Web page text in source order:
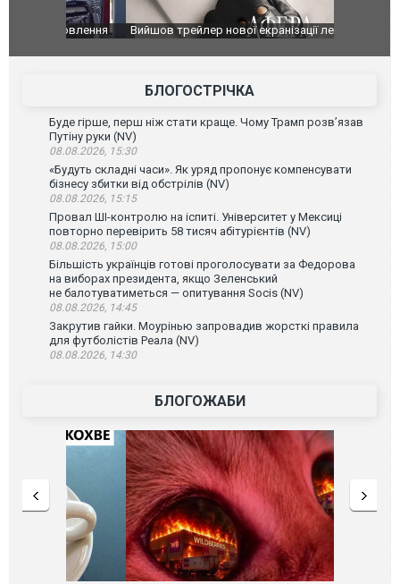
Вийшов трейлер нової екранізації легендарного
фільму "Афера Томаса Крауна"
БЛОГОСТРІЧКА
Буде гірше, перш ніж стати краще. Чому Трамп розв’язав
Путіну руки (NV)
08.08.2026, 15:30
«Будуть складні часи». Як уряд пропонує компенсувати
бізнесу збитки від обстрілів (NV)
08.08.2026, 15:15
Провал ШІ-контролю на іспиті. Університет у Мексиці
повторно перевірить 58 тисяч абітурієнтів (NV)
08.08.2026, 15:00
Більшість українців готові проголосувати за Федорова
на виборах президента, якщо Зеленський
не балотуватиметься — опитування Socis (NV)
08.08.2026, 14:45
Закрутив гайки. Моурінью запровадив жорсткі правила
для футболістів Реала (NV)
08.08.2026, 14:30
БЛОГОЖАБИ